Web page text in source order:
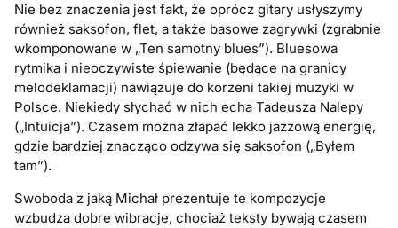
Nie bez znaczenia jest fakt, że oprócz gitary usłyszymy
również saksofon, flet, a także basowe zagrywki (zgrabnie
wkomponowane w „Ten samotny blues”). Bluesowa
rytmika i nieoczywiste śpiewanie (będące na granicy
melodeklamacji) nawiązuje do korzeni takiej muzyki w
Polsce. Niekiedy słychać w nich echa Tadeusza Nalepy
(„Intuicja”). Czasem można złapać lekko jazzową energię,
gdzie bardziej znacząco odzywa się saksofon („Byłem
tam”).
Swoboda z jaką Michał prezentuje te kompozycje
wzbudza dobre wibracje, chociaż teksty bywają czasem